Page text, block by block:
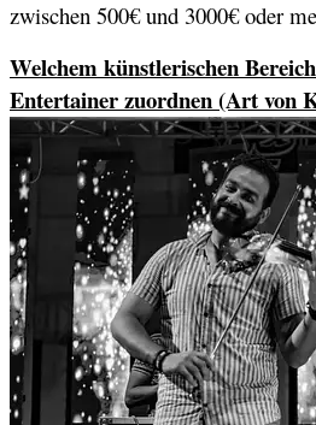
zwischen 500€ und 3000€ oder
Welchem künstlerischen
Entertainer zuordnen (Art von